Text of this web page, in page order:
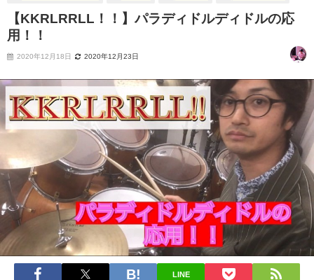
【KKRLRRLL！！】パラディドルディドルの応
用！！
2020年12月18日 2020年12月23日
LINE